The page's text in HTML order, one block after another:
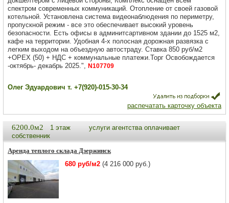
спектром современных коммуникаций. Отопление от своей газовой
котельной. Установлена система видеонаблюдения по периметру,
пропускной режим - все это обеспечивает высокий уровень
безопасности. Есть офисы в админитсартивном здании до 1525 м2,
кафе на территории. Удобная 4-х полосная дорожная развязка с
легким выходом на объездную автостраду. Ставка 850 руб/м2
+ОРЕХ (50) + НДС + коммунальные платежи.Торг Освобождается
-октябрь- декабрь 2025.", N107709
Олег Эдуардович т. +7(920)-015-30-34
распечатать карточку объекта
6200.0м2 1 этаж
услуги агентства оплачивает
собственник
Аренда теплого склада Дзержинск
680 руб/м2 (4 216 000 руб.)